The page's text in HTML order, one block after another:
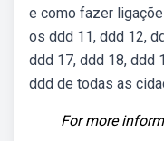
e como fazer
os ddd 11, ddd 12,
ddd 17, ddd 18, ddd
ddd de todas as
For more